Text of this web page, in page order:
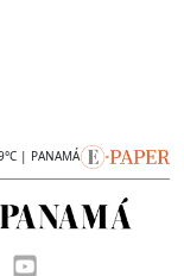
| PANAMÁ